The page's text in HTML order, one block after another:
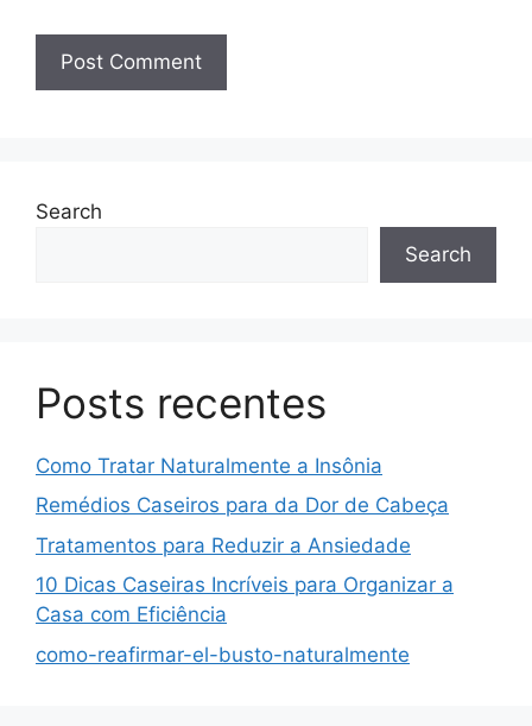
Search
Search
Posts recentes
Como Tratar Naturalmente a Insônia
Remédios Caseiros para da Dor de Cabeça
Tratamentos para Reduzir a Ansiedade
10 Dicas Caseiras Incríveis para Organizar a
Casa com Eficiência
como-reafirmar-el-busto-naturalmente